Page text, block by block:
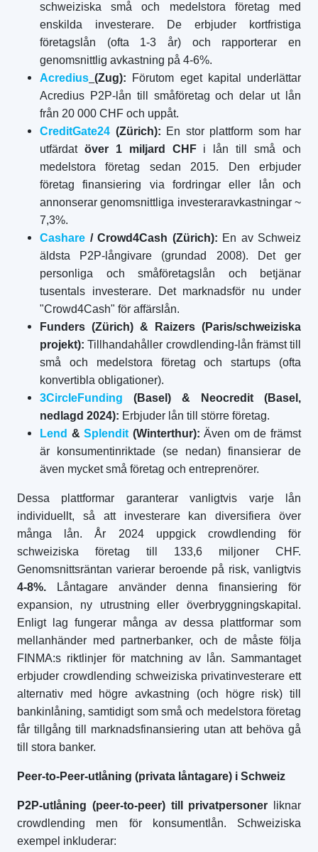
schweiziska små och medelstora företag med
enskilda investerare. De erbjuder kortfristiga
företagslån (ofta 1-3 år) och rapporterar en
genomsnittlig avkastning på 4-6%.
Acredius (Zug): Förutom eget kapital underlättar
Acredius P2P-lån till småföretag och delar ut lån
från 20 000 CHF och uppåt.
CreditGate24 (Zürich): En stor plattform som har
utfärdat över 1 miljard CHFi lån till små och
medelstora företag sedan 2015. Den erbjuder
företag finansiering via fordringar eller lån och
annonserar genomsnittliga investeraravkastningar ~
7,3%.
Cashare / Crowd4Cash (Zürich): En av Schweiz
äldsta P2P-långivare (grundad 2008). Det ger
personliga och småföretagslån och betjänar
tusentals investerare. Det marknadsför nu under
"Crowd4Cash" för affärslån.
Funders (Zürich) & Raizers (Paris/schweiziska
projekt): Tillhandahåller crowdlending-lån främst till
små och medelstora företag och startups (ofta
konvertibla obligationer).
3CircleFunding (Basel) & Neocredit (Basel,
nedlagd 2024): Erbjuder lån till större företag.
Lend &Splendit (Winterthur): Även om de främst
är konsumentinriktade (se nedan) finansierar de
även mycket små företag och entreprenörer.
Dessa plattformar garanterar vanligtvis varje lån
individuellt, så att investerare kan diversifiera över
många lån. År 2024 uppgick crowdlending för
schweiziska företag till 133,6 miljoner CHF.
Genomsnittsräntan varierar beroende på risk, vanligtvis
4-8%. Låntagare använder denna finansiering för
expansion, ny utrustning eller överbryggningskapital.
Enligt lag fungerar många av dessa plattformar som
mellanhänder med partnerbanker, och de måste följa
FINMA:s riktlinjer för matchning av lån. Sammantaget
erbjuder crowdlending schweiziska privatinvesterare ett
alternativ med högre avkastning (och högre risk) till
bankinlåning, samtidigt som små och medelstora företag
får tillgång till marknadsfinansiering utan att behöva gå
till stora banker.
Peer-to-Peer-utlåning (privata låntagare) i Schweiz
P2P-utlåning (peer-to-peer) till privatpersoner liknar
crowdlending men för konsumentlån. Schweiziska
exempel inkluderar: